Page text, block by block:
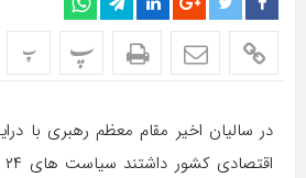
پ پ
در سالیان اخیر مقام معظم رهبری با